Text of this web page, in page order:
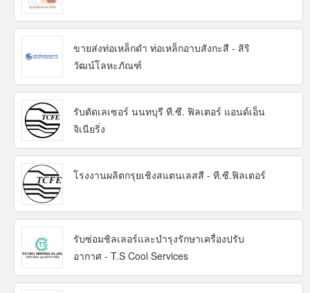
ขายส่งท่อเหล็กดำ ท่อเหล็กอาบสังกะสี - สิริ
วัฒน์โลหะภัณฑ์
รับตัดเลเซอร์ นนทบุรี ที.ซี. ฟิลเตอร์ แอนด์เอ็น
จิเนียริ่ง
โรงงานผลิตกรุยเชิงสแตนเลสสี - ที.ซี.ฟิลเตอร์
รับซ่อมชิลเลอร์และบำรุงรักษาเครื่องปรับ
อากาศ - T.S Cool Services